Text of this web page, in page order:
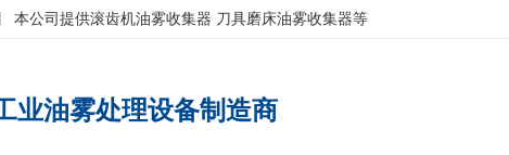
本公司提供滚齿机油雾收集器 刀具磨床油雾收集器等
业油雾处理设备制造商